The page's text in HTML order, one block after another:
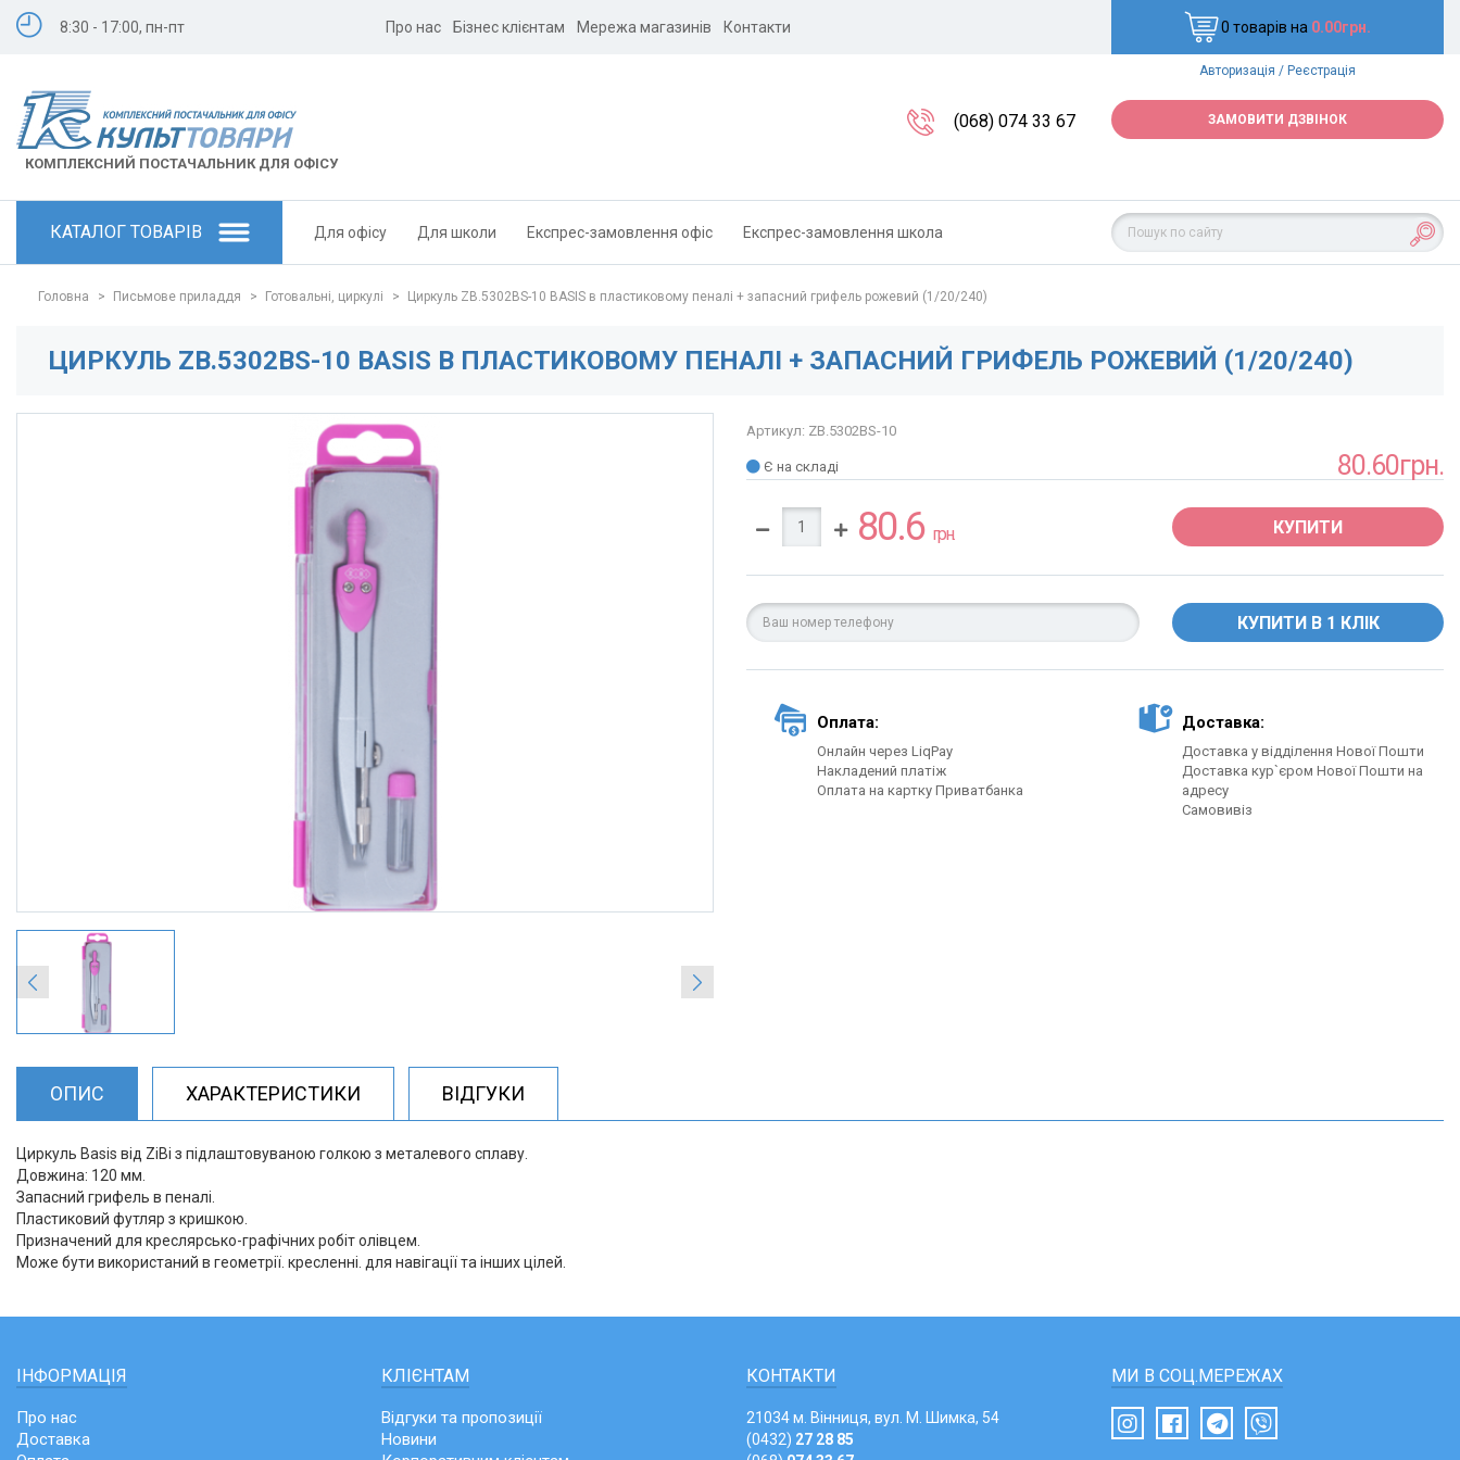
8:30 - 17:00, пн-пт Про нас Бізнес клієнтам Мережа магазинів Контакти 0 товарів на 0.00грн.
Авторизація / Реєстрація
КОМПЛЕКСНИЙ ПОСТАЧАЛЬНИК ДЛЯ ОФІСУ
(068) 074 33 67 ЗАМОВИТИ ДЗВІНОК
КАТАЛОГ ТОВАРІВ Для офісу Для школи Експрес-замовлення офіс Експрес-замовлення школа
Головна > Письмове приладдя > Готовальні, циркулі > Циркуль ZB.5302BS-10 BASIS в пластиковому пеналі + запасний грифель рожевий (1/20/240)
ЦИРКУЛЬ ZB.5302BS-10 BASIS В ПЛАСТИКОВОМУ ПЕНАЛІ + ЗАПАСНИЙ ГРИФЕЛЬ РОЖЕВИЙ (1/20/240)
Артикул: ZB.5302BS-10
Є на складі 80.60грн.
80.6 грн. КУПИТИ
Оплата:
Онлайн через LiqPay
Накладений платіж
Оплата на картку Приватбанка
Доставка:
Доставка у відділення Нової Пошти
Доставка кур`єром Нової Пошти на
адресу
Самовивіз
ОПИС ХАРАКТЕРИСТИКИ ВІДГУКИ
Циркуль Basis від ZiBi з підлаштовуваною голкою з металевого сплаву.
Довжина: 120 мм.
Запасний грифель в пеналі.
Пластиковий футляр з кришкою.
Призначений для креслярсько-графічних робіт олівцем.
Може бути використаний в геометрії. кресленні. для навігації та інших цілей.
ІНФОРМАЦІЯ
Про нас
Доставка
КЛІЄНТАМ
Відгуки та пропозиції
Новини
КОНТАКТИ
21034 м. Вінниця, вул. М. Шимка, 54
(0432) 27 28 85
МИ В СОЦ.МЕРЕЖАХ